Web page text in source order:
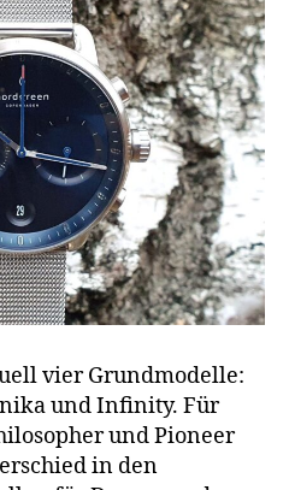
vier Grundmodelle:
und Infinity. Für
und Pioneer
in den